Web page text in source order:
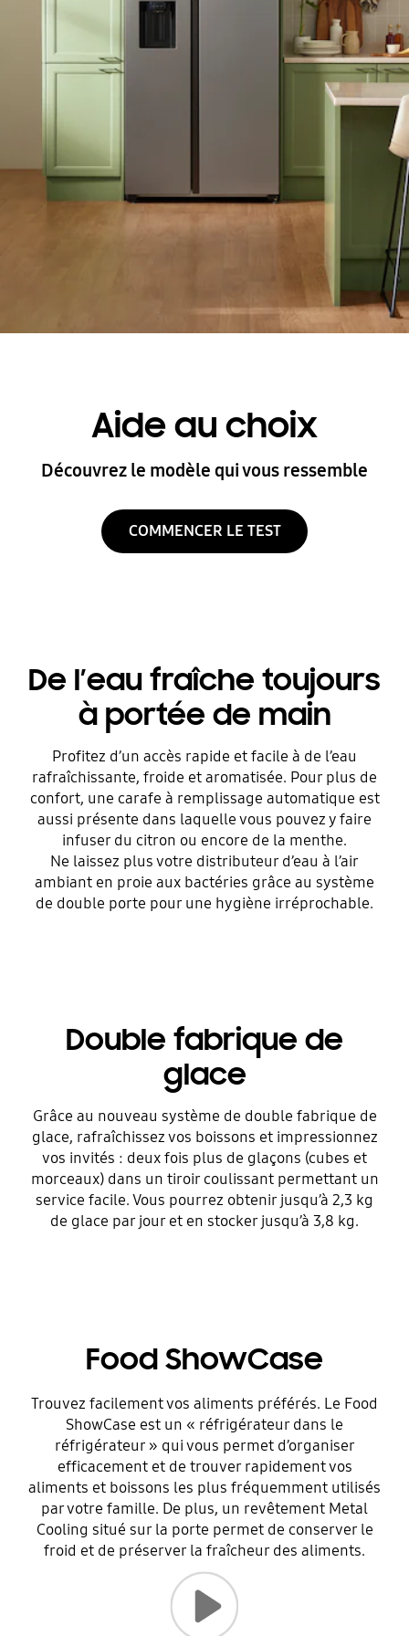
Aide au choix
Découvrez le modèle qui vous ressemble
COMMENCER LE TEST
De l’eau fraîche toujours
à portée de main
Profitez d’un accès rapide et facile à de l’eau
rafraîchissante, froide et aromatisée. Pour plus de
confort, une carafe à remplissage automatique est
aussi présente dans laquelle vous pouvez y faire
infuser du citron ou encore de la menthe.
Ne laissez plus votre distributeur d’eau à l’air
ambiant en proie aux bactéries grâce au système
de double porte pour une hygiène irréprochable.
Double fabrique de
glace
Grâce au nouveau système de double fabrique de
glace, rafraîchissez vos boissons et impressionnez
vos invités : deux fois plus de glaçons (cubes et
morceaux) dans un tiroir coulissant permettant un
service facile. Vous pourrez obtenir jusqu’à 2,3 kg
de glace par jour et en stocker jusqu’à 3,8 kg.
Food ShowCase
Trouvez facilement vos aliments préférés. Le Food
ShowCase est un « réfrigérateur dans le
réfrigérateur » qui vous permet d’organiser
efficacement et de trouver rapidement vos
aliments et boissons les plus fréquemment utilisés
par votre famille. De plus, un revêtement Metal
Cooling situé sur la porte permet de conserver le
froid et de préserver la fraîcheur des aliments.